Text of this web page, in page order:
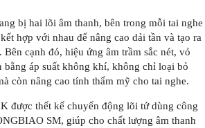
bị hai lõi âm thanh, bên trong mỗi tai nghe
hợp với nhau để nâng cao dải tần và tạo ra
cạnh đó, hiệu ứng âm trầm sắc nét, vỏ
bằng áp suất không khí, không chỉ loại bỏ
còn nâng cao tính thẩm mỹ cho tai nghe.
được thết kế chuyển động lõi tứ dùng công
SM, giúp cho chất lượng âm thanh